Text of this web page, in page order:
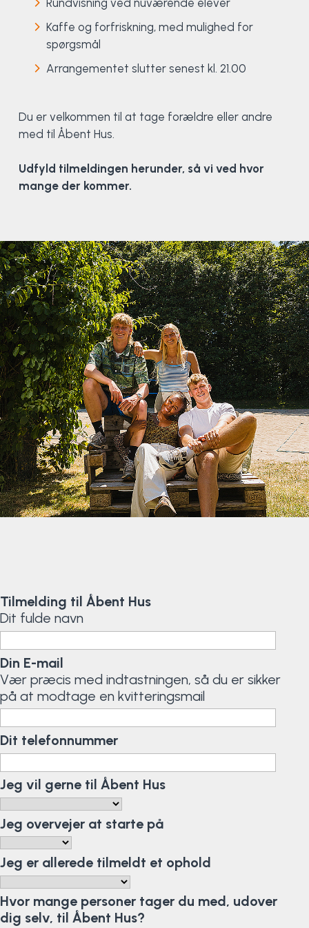
Rundvisning ved nuværende elever
Kaffe og forfriskning, med mulighed for
spørgsmål
Arrangementet slutter senest kl. 21.00
Du er velkommen til at tage forældre eller andre
med til Åbent Hus.
Udfyld tilmeldingen herunder, så vi ved hvor
mange der kommer.
Tilmelding til Åbent Hus
Dit fulde navn
Din E-mail
Vær præcis med indtastningen, så du er sikker
på at modtage en kvitteringsmail
Dit telefonnummer
Jeg vil gerne til Åbent Hus
Jeg overvejer at starte på
Jeg er allerede tilmeldt et ophold
Hvor mange personer tager du med, udover
dig selv, til Åbent Hus?
Elevportræt
Brochure
Fitness
Fodbold
Futsal
Golf
HYROX
Kajak
Klatring
Løb
OCR
Padel
Pardans
Rytmisk gymnastik
Styrketræning
SUP
Svømning og Livredning
Tons og teambuilding
Vandsport
Volleyball
Organisk værksted
Sportsmassør
Udekøkken
Ølbrygning
Køn, krop og seksualitet
Politi-teori
Sportspsykologi
Træner- og lederakademi
Projektleder
Sportsmassør
OCR i Spanien
Skitur til Norge
Mille Sigsgaard Christensen
Peter Fuglsang
Trine Rask-Nielsen
Troels Rasmussen
Viborg Elitehold